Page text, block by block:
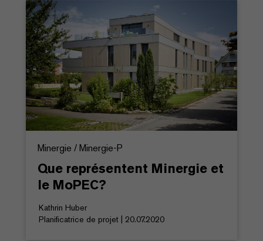
Minergie / Minergie-P
Que représentent Minergie et
le MoPEC?
Kathrin Huber
Planificatrice de projet | 20.07.2020